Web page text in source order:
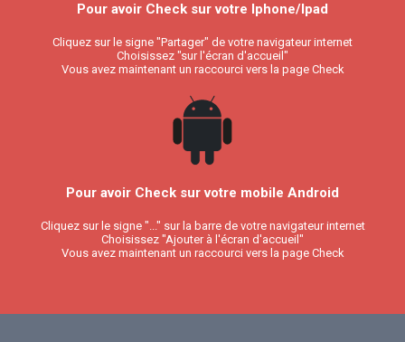
Pour avoir Check sur votre Iphone/Ipad
Cliquez sur le signe "Partager" de votre navigateur internet
Choisissez "sur l'écran d'accueil"
Vous avez maintenant un raccourci vers la page Check
Pour avoir Check sur votre mobile Android
Cliquez sur le signe "..." sur la barre de votre navigateur internet
Choisissez "Ajouter à l'écran d'accueil"
Vous avez maintenant un raccourci vers la page Check